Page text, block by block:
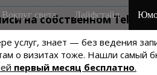
на собственном
услуг, знает — без ведения
о визитах тоже. Нашли самый
первый месяц бесплатно.
Вокруг света Лайфстайл